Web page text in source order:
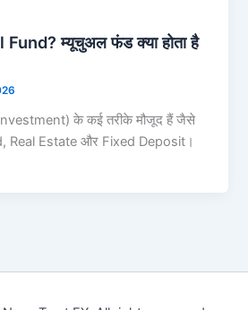
म्यूचुअल फंड क्या होता है
के कई तरीके मौजूद हैं जैसे
Real Estate और Fixed Deposit।